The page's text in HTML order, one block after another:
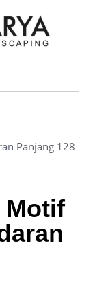
Panjang 128
Motif